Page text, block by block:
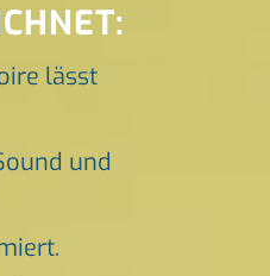
lässt
und